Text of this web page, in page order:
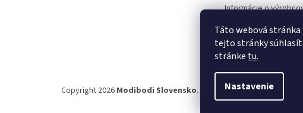
Táto webová
tejto stránky
stránke tu.
Nastavenie
Informácie o
Copyright 2026 Modibodi Slovensko. Všetky práva vyhradené.